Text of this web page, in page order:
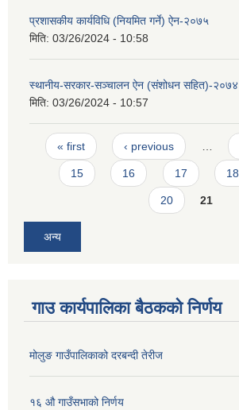
प्रशासकीय कार्यविधि (नियमित गर्ने) ऐन-२०७५
मिति: 03/26/2024 - 10:58
स्थानीय-सरकार-सञ्चालन ऐन (संशोधन सहित)-२०७४
मिति: 03/26/2024 - 10:57
Pages
« first ‹ previous
15 16 17 18
20 21
अन्य
गाउ कार्यपालिका बैठकको निर्णय
मोलुङ गाउँपालिकाको दरबन्दी तेरीज
१६ औ गाउँसभाको निर्णय